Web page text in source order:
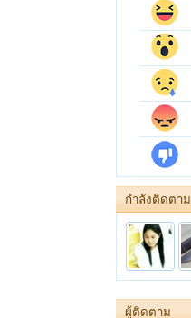
กำลังติดตาม
ผู้ติดตาม